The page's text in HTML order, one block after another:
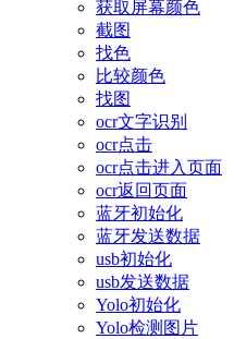
获取屏幕颜色
截图
找色
比较颜色
找图
ocr文字识别
ocr点击
ocr点击进入页面
ocr返回页面
蓝牙初始化
蓝牙发送数据
usb初始化
usb发送数据
Yolo初始化
Yolo检测图片